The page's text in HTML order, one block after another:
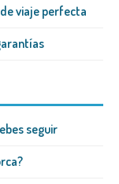
viaje perfecta
seguir